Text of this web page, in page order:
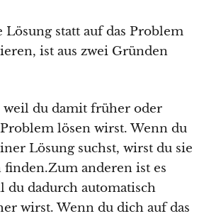
Lösung statt auf das Problem
ist aus zwei Gründen
du damit früher oder
lösen wirst. Wenn du
Lösung suchst, wirst du sie
anderen ist es
du dadurch automatisch
wirst. Wenn du dich auf das